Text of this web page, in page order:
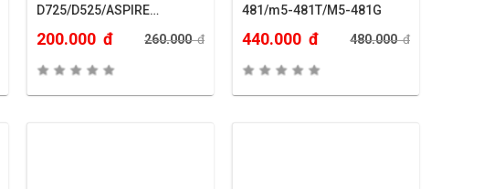
D725/D525/ASPIRE
200.000 đ 260.000đ
481/m5-481T/M5-481G
440.000 đ 480.000đ